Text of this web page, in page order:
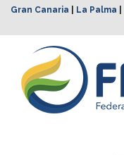
Gran Canaria La Palma